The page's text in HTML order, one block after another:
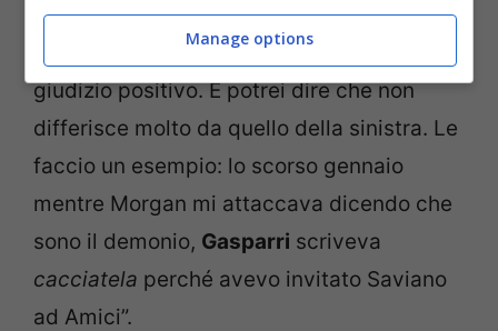
ironico ha sottolineato che “per quel poco
che conosco Feltri, mi è sembrato un
giudizio positivo. E potrei dire che non
differisce molto da quello della sinistra. Le
faccio un esempio: lo scorso gennaio
mentre Morgan mi attaccava dicendo che
sono il demonio, Gasparri scriveva
cacciatela perché avevo invitato Saviano
ad Amici”.
Manage options